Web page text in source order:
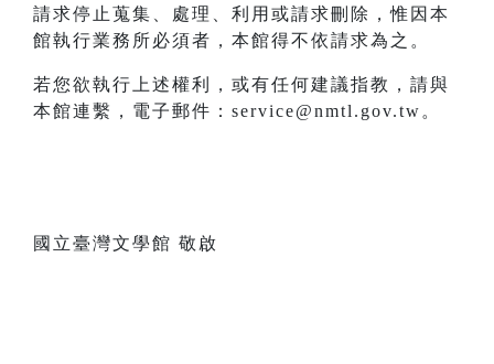
請求停止蒐集、處理、利用或請求刪除，惟因本
館執行業務所必須者，本館得不依請求為之。
若您欲執行上述權利，或有任何建議指教，請與
本館連繫，電子郵件：service@nmtl.gov.tw。
國立臺灣文學館 敬啟